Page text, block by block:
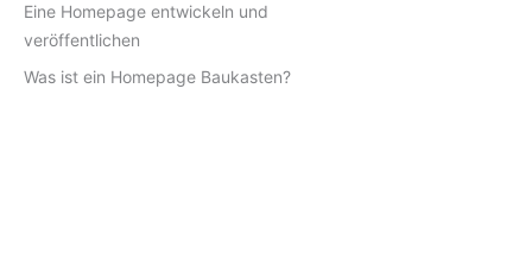
Eine Homepage entwickeln und
veröffentlichen
Was ist ein Homepage Baukasten?